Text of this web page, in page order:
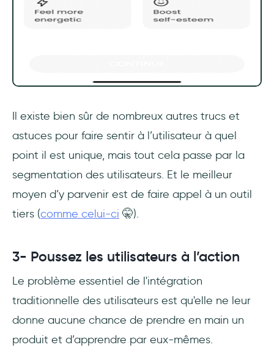
Il existe bien sûr de nombreux autres trucs et
astuces pour faire sentir à l’utilisateur à quel
point il est unique, mais tout cela passe par la
segmentation des utilisateurs. Et le meilleur
moyen d’y parvenir est de faire appel à un outil
tiers (comme celui-ci 🤫).
3- Poussez les utilisateurs à l’action
Le problème essentiel de l'intégration
traditionnelle des utilisateurs est qu'elle ne leur
donne aucune chance de prendre en main un
produit et d’apprendre par eux-mêmes.